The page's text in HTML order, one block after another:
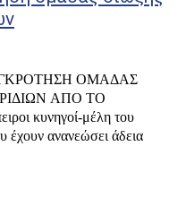
ΟΜΑΔΑΣ
ΑΠΟ ΤΟ
κυνηγοί-μέλη του
έχουν ανανεώσει άδεια